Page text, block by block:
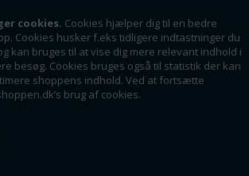
cookies. Cookies hjælper dig til en bedre
Cookies husker f.eks tidligere indtastninger du
kan bruges til at vise dig mere relevant indhold i
besøg. Cookies bruges også til statistik der kan
shoppens indhold. Ved at fortsætte
brug af cookies.
Nyhedsmail